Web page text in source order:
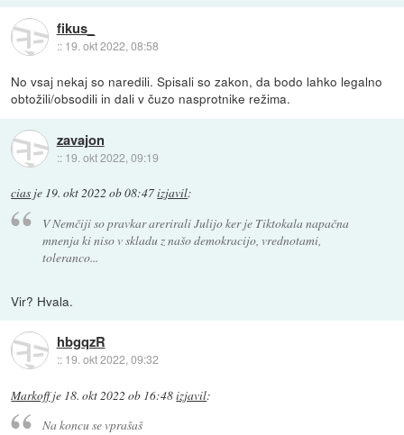
fikus_
:: 19. okt 2022, 08:58
No vsaj nekaj so naredili. Spisali so zakon, da bodo lahko legalno
obtožili/obsodili in dali v čuzo nasprotnike režima.
zavajon
:: 19. okt 2022, 09:19
cias je 19. okt 2022 ob 08:47izjavil:
V Nemčiji so pravkar arerirali Julijo ker je Tiktokala napačna
mnenja ki niso v skladu z našo demokracijo, vrednotami,
toleranco...
Vir? Hvala.
hbgqzR
:: 19. okt 2022, 09:32
Markoffje 18. okt 2022 ob 16:48izjavil:
Na koncu se vprašaš